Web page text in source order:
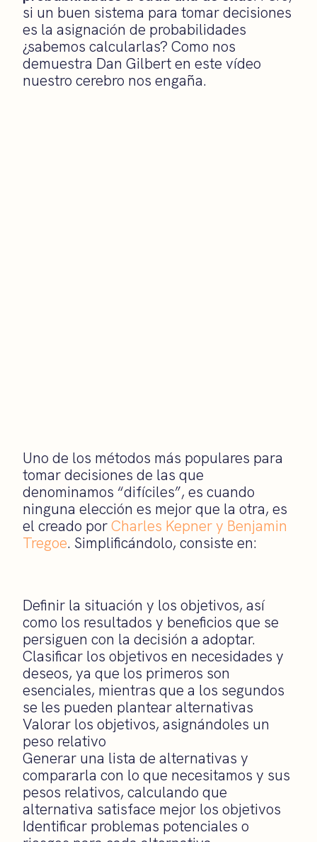
si un buen sistema para tomar decisiones
es la asignación de probabilidades
¿sabemos calcularlas? Como nos
demuestra Dan Gilbert en este vídeo
nuestro cerebro nos engaña.
Uno de los métodos más populares para
tomar decisiones de las que
denominamos “difíciles”, es cuando
ninguna elección es mejor que la otra, es
el creado porCharles Kepner y Benjamin
Tregoe. Simplificándolo, consiste en:
Definir la situación y los objetivos, así
como los resultados y beneficios que se
persiguen con la decisión a adoptar.
Clasificar los objetivos en necesidades y
deseos, ya que los primeros son
esenciales, mientras que a los segundos
se les pueden plantear alternativas
Valorar los objetivos, asignándoles un
peso relativo
Generar una lista de alternativas y
compararla con lo que necesitamos y sus
pesos relativos, calculando que
alternativa satisface mejor los objetivos
Identificar problemas potenciales o